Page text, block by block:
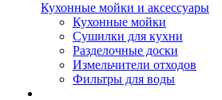
Кухонные мойки и аксессуары
Кухонные мойки
Сушилки для кухни
Разделочные доски
Измельчители отходов
Фильтры для воды